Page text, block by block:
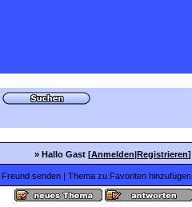
» Hallo Gast [Anmelden|Registrieren]
Freund senden | Thema zu Favoriten hinzufügen